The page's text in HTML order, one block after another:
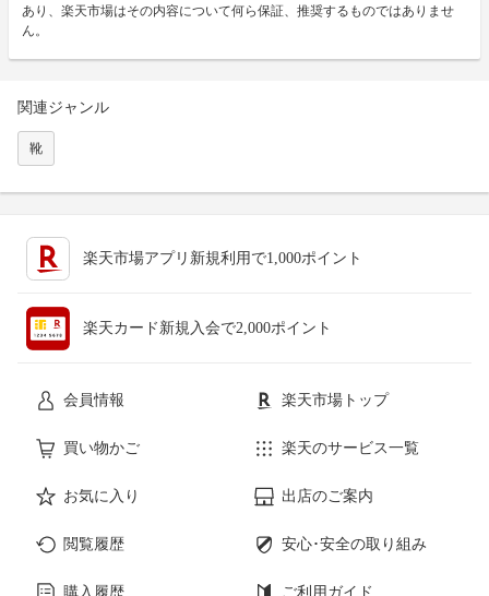
あり、楽天市場はその内容について何ら保証、推奨するものではありませ
ん。
関連ジャンル
靴
楽天市場アプリ新規利用で1,000ポイント
楽天カード新規入会で2,000ポイント
会員情報 楽天市場トップ
買い物かご 楽天のサービス一覧
お気に入り 出店のご案内
閲覧履歴 安心･安全の取り組み
購入履歴 ご利用ガイド